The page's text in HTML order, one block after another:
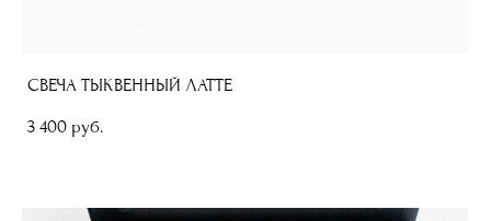
СВЕЧА ТЫКВЕННЫЙ ЛАТТЕ
3 400 pуб.